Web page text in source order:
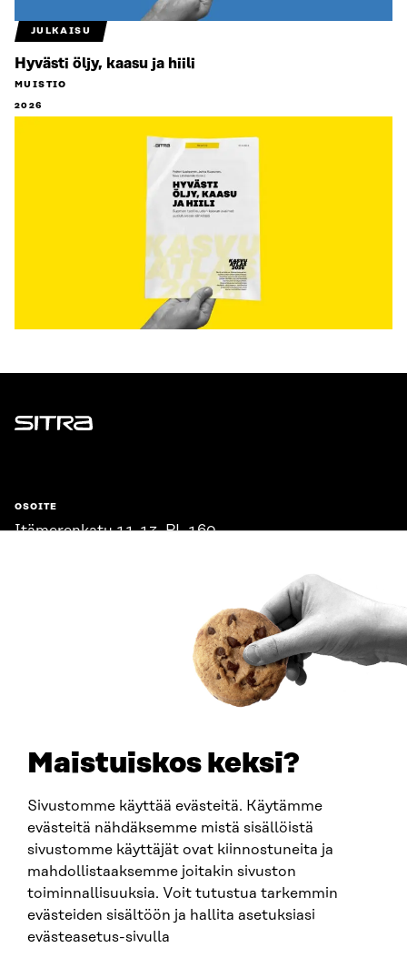
Maistuiskos keksi?
Sivustomme käyttää evästeitä. Käytämme
evästeitä nähdäksemme mistä sisällöistä
sivustomme käyttäjät ovat kiinnostuneita ja
mahdollistaaksemme joitakin sivuston
toiminnallisuuksia. Voit tutustua tarkemmin
evästeiden sisältöön ja hallita asetuksiasi
evästeasetus-sivulla
JULKAISU
Hyvästi öljy, kaasu ja hiili
MUISTIO
2026
Sitra
OSOITE
Itämerenkatu 11-13, PL 160,
SITRA SOSIAALISESSA MEDIASSA
LinkedIn
Instagram
YouTube